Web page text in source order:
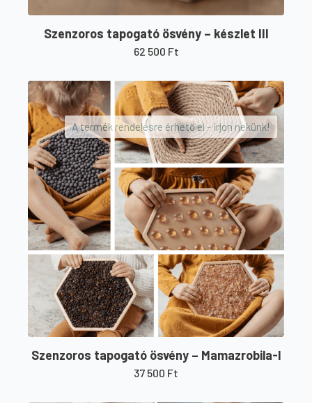
Szenzoros tapogató ösvény – készlet III
62 500 Ft
A termék rendelésre érhető el – írjon nekünk!
Szenzoros tapogató ösvény – Mamazrobila-I
37 500 Ft